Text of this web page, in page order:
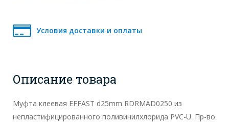
Условия доставки и оплаты
Описание товара
Муфта клеевая EFFAST d25mm RDRMAD0250 из
непластифицированного поливинилхлорида PVC-U. Пр-во